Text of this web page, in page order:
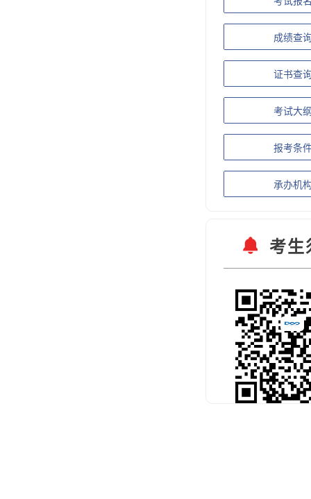
成绩查
证书查
考试大
报考条
承办机
考生
扫码关注官
预约考试